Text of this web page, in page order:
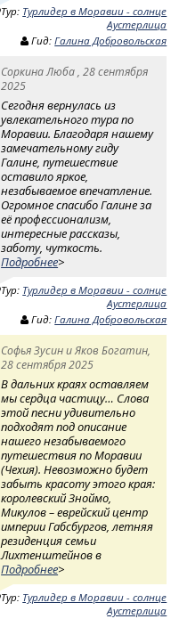
Тур: Турлидер в Моравии - солнце
Аустерлица
Гид:Галина Добровольская
Соркина Люба , 28 сентября
2025
Сегодня вернулась из
увлекательного тура по
Моравии. Благодаря нашему
замечательному гиду
Галине, путешествие
оставило яркое,
незабываемое впечатление.
Огромное спасибо Галине за
её профессионализм,
интересные рассказы,
заботу, чуткость.
Подробнее>
Тур: Турлидер в Моравии - солнце
Аустерлица
Гид:Галина Добровольская
Софья Зусин и Яков Богатин,
28 сентября 2025
В дальних краях оставляем
мы сердца частицу… Слова
этой песни удивительно
подходят под описание
нашего незабываемого
путешествия по Моравии
(Чехия). Невозможно будет
забыть красоту этого края:
королевский Зноймо,
Микулов – еврейский центр
империи Габсбургов, летняя
резиденция семьи
Лихтенштейнов в
Подробнее>
Тур: Турлидер в Моравии - солнце
Аустерлица